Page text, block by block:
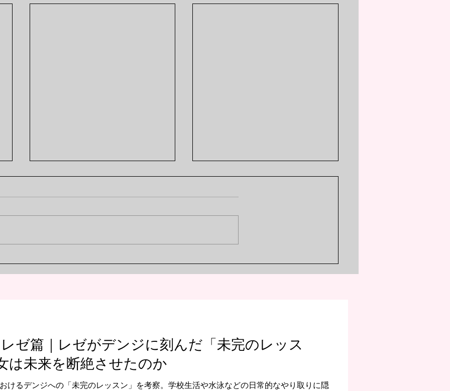
冒険の終わりが、エルフにと
って残酷な旅の始まりなの
が、当たり前すぎて気づかないこ
Another World-:「死に戻
り」がスバルから奪い続ける
り」。時間は戻っても消えない心
ゼ篇｜レゼがデンジに刻んだ「未完のレッス
未来を断絶させたのか
けるデンジへの「未完のレッスン」を考察。学校生活や水泳などの日常的なやり取りに隠